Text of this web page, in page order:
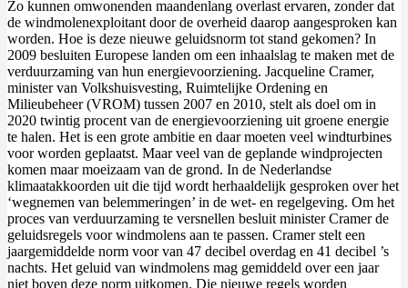
Zo kunnen omwonenden maandenlang overlast ervaren, zonder dat
de windmolenexploitant door de overheid daarop aangesproken kan
worden. Hoe is deze nieuwe geluidsnorm tot stand gekomen? In
2009 besluiten Europese landen om een inhaalslag te maken met de
verduurzaming van hun energievoorziening. Jacqueline Cramer,
minister van Volkshuisvesting, Ruimtelijke Ordening en
Milieubeheer (VROM) tussen 2007 en 2010, stelt als doel om in
2020 twintig procent van de energievoorziening uit groene energie
te halen. Het is een grote ambitie en daar moeten veel windturbines
voor worden geplaatst. Maar veel van de geplande windprojecten
komen maar moeizaam van de grond. In de Nederlandse
klimaatakkoorden uit die tijd wordt herhaaldelijk gesproken over het
‘wegnemen van belemmeringen’ in de wet- en regelgeving. Om het
proces van verduurzaming te versnellen besluit minister Cramer de
geluidsregels voor windmolens aan te passen. Cramer stelt een
jaargemiddelde norm voor van 47 decibel overdag en 41 decibel ’s
nachts. Het geluid van windmolens mag gemiddeld over een jaar
niet boven deze norm uitkomen. Die nieuwe regels worden